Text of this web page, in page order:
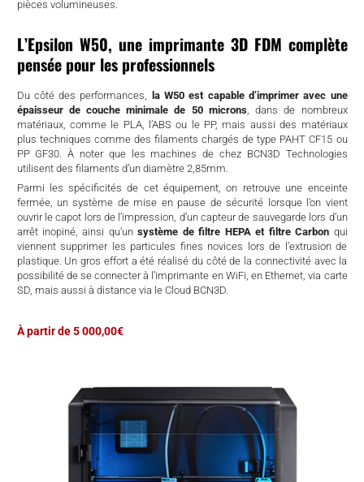
pièces volumineuses.
L’Epsilon W50, une imprimante 3D FDM complète
pensée pour les professionnels
Du côté des performances, la W50 est capable d’imprimer avec une
épaisseur de couche minimale de 50 microns, dansde nombreux
matériaux, comme le PLA, l’ABS ou le PP, mais aussi des matériaux
plus techniques comme des filaments chargés de type PAHT CF15 ou
PP GF30. À noter que les machines de chez BCN3D Technologies
utilisent des filaments d’un diamètre 2,85mm.
Parmi les spécificités de cet équipement, on retrouve une enceinte
fermée, un système de mise en pause de sécurité lorsque l’on vient
ouvrir le capot lors de l’impression, d’un capteur de sauvegarde lors d’un
arrêt inopiné, ainsi qu’unsystème de filtre HEPA et filtre Carbon qui
viennent supprimer les particules fines novices lors de l’extrusion de
plastique. Un gros effort a été réalisé du côté de la connectivité avec la
possibilité de se connecter à l’imprimante en WiFi, en Ethernet, via carte
SD, mais aussi à distance via le Cloud BCN3D.
À partir de 5 000,00€